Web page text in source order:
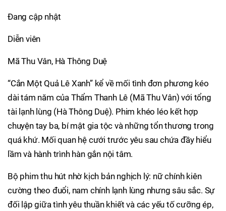
Đang cập nhật
Diễn viên
Mã Thu Vân, Hà Thông Duệ
“Cắn Một Quả Lê Xanh” kể về mối tình đơn phương kéo
dài tám năm của Thẩm Thanh Lê (Mã Thu Vân) với tổng
tài lạnh lùng (Hà Thông Duệ). Phim khéo léo kết hợp
chuyện tay ba, bí mật gia tộc và những tổn thương trong
quá khứ. Mối quan hệ cưới trước yêu sau chứa đầy hiểu
lầm và hành trình hàn gắn nội tâm.
Bộ phim thu hút nhờ kịch bản nghịch lý: nữ chính kiên
cường theo đuổi, nam chính lạnh lùng nhưng sâu sắc. Sự
đối lập giữa tình yêu thuần khiết và các yếu tố cưỡng ép,